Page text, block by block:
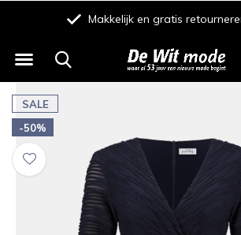
Makkelijk en gratis
SALE
-50%